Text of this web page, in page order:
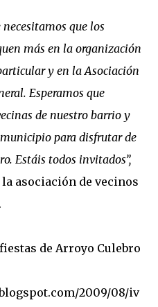
que los
más en la organización
y en la Asociación
Esperamos que
de nuestro barrio y
para disfrutar de
Estáis todos invitados”,
asociación de vecinos
de Arroyo Culebro
2009/08/iv